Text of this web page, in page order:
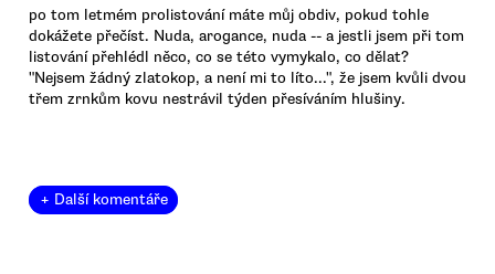
po tom letmém prolistování máte můj obdiv, pokud tohle
dokážete přečíst. Nuda, arogance, nuda -- a jestli jsem při tom
listování přehlédl něco, co se této vymykalo, co dělat?
"Nejsem žádný zlatokop, a není mi to líto...", že jsem kvůli dvou
třem zrnkům kovu nestrávil týden přesíváním hlušiny.
+ Další komentáře